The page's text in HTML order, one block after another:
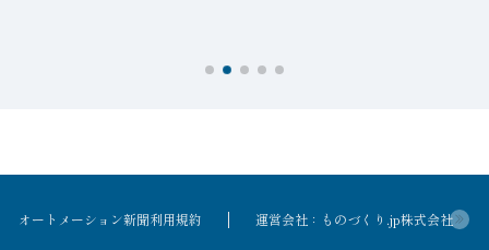
オートメーション新聞利用規約 運営会社：ものづくり.jp株式会社